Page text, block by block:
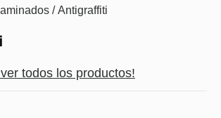
/ Antigraffiti
todos los productos!